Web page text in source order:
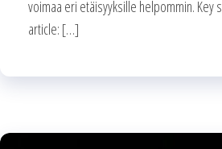
voimaa eri etäisyyksille helpommin. Key
article: […]